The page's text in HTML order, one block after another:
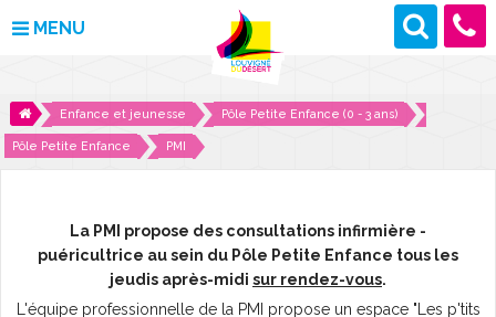
MENU
MAIRIE
VOS DÉMARCHES
CULTURE ET LOISIRS
Enfance et jeunesse Pôle Petite Enfance (0 - 3 ans)
Pôle Petite Enfance PMI
La PMI propose des consultations infirmière -
puéricultrice au sein du Pôle Petite Enfance tous les
jeudis après-midi sur rendez-vous.
L'équipe professionnelle de la PMI propose un espace "Les p'tits